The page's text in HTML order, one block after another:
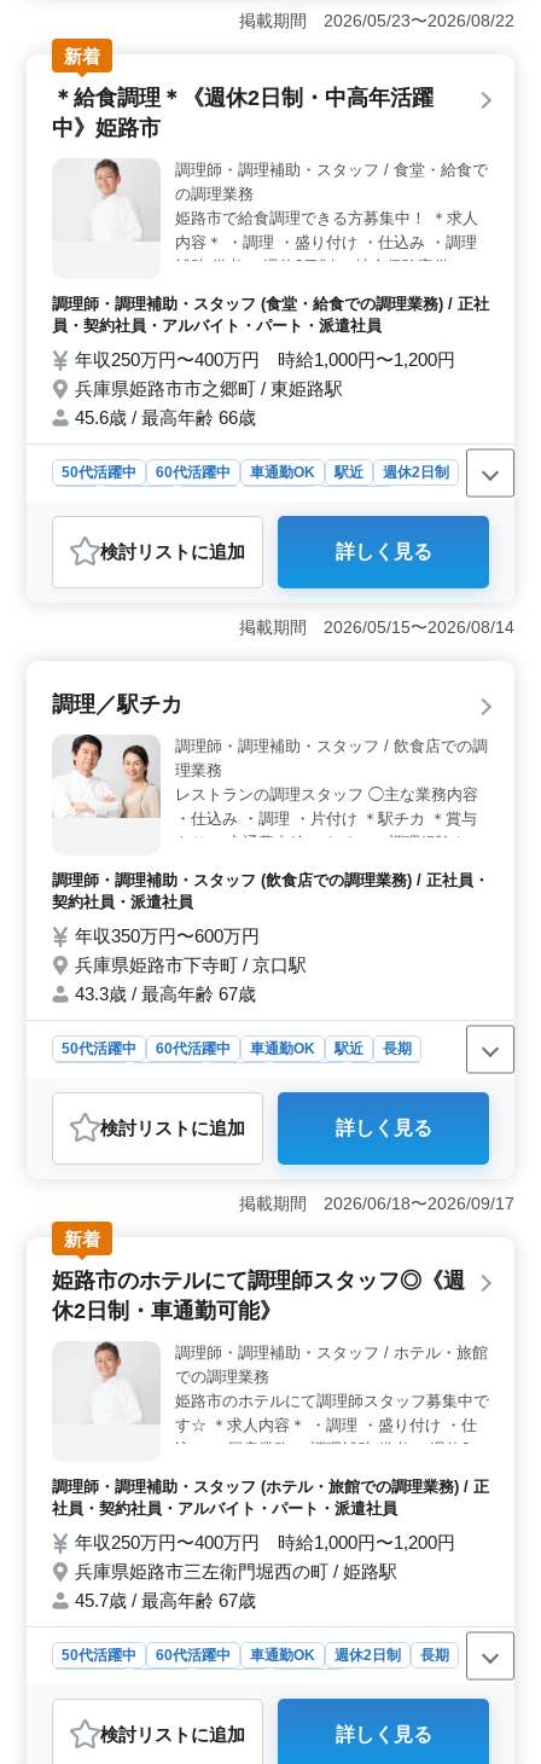
の厨房でベテランの腕をふるい、若手への指導もできま
す。 ＜社保完備＞ 社会保険完備など、福利厚生面
も充実しております。 安心の労働環境で、長期的なキ
ャリア構築に適した環境です。 ＜中高年活躍中＞
中高年も活躍中の職場。経験豊富な方に最適。経験を活
かし、チームに貢献できます。
掲載期間 2026/05/23〜2026/08/22
新着
＊給食調理＊《週休2日制・中高年活躍
中》姫路市
調理師・調理補助・スタッフ / 食堂・給食で
の調理業務
姫路市で給食調理できる方募集中！ ＊求人
内容＊ ・調理 ・盛り付け ・仕込み ・調理
補助 備考 ・週休2日制 ・社会保険完備 ・勤
今まで培ってきた経験を若手に教えていきま
せんか？ ご応募お待ちしております♪
調理師・調理補助・スタッフ (食堂・給食での調理業務) / 正社
員・契約社員・アルバイト・パート・派遣社員
年収250万円〜400万円 時給1,000円〜1,200円
兵庫県姫路市市之郷町 / 東姫路駅
45.6歳 / 最高年齢 66歳
50代活躍中 60代活躍中 車通勤OK 駅近
週休2日制
調理師・調理補助・スタッフ
おすすめポイント
＜働きやすさ＞ 週休2日制で、勤務時間も相談可能。長
期で安定して働ける環境が整っています。また、駅近で
車通勤もOKなので、通勤の便利さも魅力です。 ＜中
若手への知識伝承をもできる職場です。 ＜待遇面
＞ 社会保険完備で、年収280万円～380万円の給与で
す。通勤手当の実費支給もあり、安心して働ける環境が
整っています。
検討リスト に追加 詳しく見る
掲載期間 2026/05/15〜2026/08/14
調理／駅チカ
調理師・調理補助・スタッフ / 飲食店での調
理業務
レストランの調理スタッフ ◯主な業務内容
・仕込み ・調理 ・片付け ＊駅チカ ＊賞与
あり ＊交通費支給 これまでの調理経験を存
をぜひ発揮してください！
調理師・調理補助・スタッフ (飲食店での調理業務) / 正社員・
契約社員・派遣社員
年収350万円〜600万円
兵庫県姫路市下寺町 / 京口駅
43.3歳 / 最高年齢 67歳
50代活躍中 60代活躍中 車通勤OK 駅近
長期
おすすめポイント
＜経験を活かせる調理業務＞ 仕込みや調理、片付けな
どを担当します。これまでの調理経験を活かして活躍で
きます。 ＜駅チカで通勤しやすい環境＞ 勤務地は
京口駅から徒歩圏内にあり、通勤の負担を抑えながら勤
務できます。車通勤も可能で、通勤手段を選べま
す。 ＜待遇の整った職場＞ 賞与あり、交通費支
給、各種保険完備と待遇面も整っており、長期的に勤務
検討リスト に追加 詳しく見る
掲載期間 2026/06/18〜2026/09/17
新着
姫路市のホテルにて調理師スタッフ◎《週
休2日制・車通勤可能》
調理師・調理補助・スタッフ / ホテル・旅館
での調理業務
姫路市のホテルにて調理師スタッフ募集中で
す☆ ＊求人内容＊ ・調理 ・盛り付け ・仕
込み ・厨房業務 ・調理補助 備考 ・週休2日
代、60代の採用実績あり 今まで培ってきた
経験を若手に教えていきませんか？ ご応募
お待ちしております。
調理師・調理補助・スタッフ (ホテル・旅館での調理業務) / 正
社員・契約社員・アルバイト・パート・派遣社員
年収250万円〜400万円 時給1,000円〜1,200円
兵庫県姫路市三左衛門堀西の町 / 姫路駅
45.7歳 / 最高年齢 67歳
50代活躍中 60代活躍中 車通勤OK 週休2日制
長期
調理師・調理補助・スタッフ
おすすめポイント
検討リスト に追加 詳しく見る